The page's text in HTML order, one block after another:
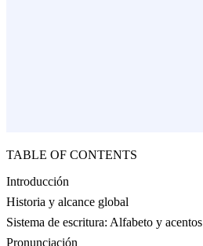
TABLE OF CONTENTS
Introducción
Historia y alcance global
Sistema de escritura: Alfabeto y acentos
Pronunciación